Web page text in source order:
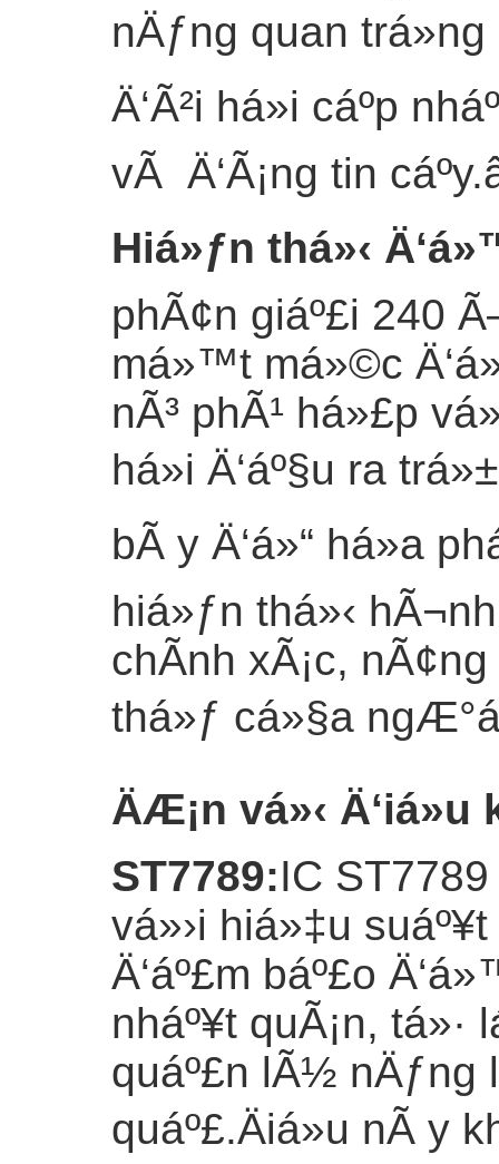
nÄƒng quan
Ä‘Ã²i há»i cáº­p
vÃ Ä‘Ã¡ng tin cáº­y.
Hiá»ƒn thá»‹
phÃ¢n giáº£i 240
má»™t má»©c
nÃ³ phÃ¹ há»£p
há»i Ä‘áº§u ra
bÃ y Ä‘á»“ há»a
hiá»ƒn thá»‹
chÃ­nh xÃ¡c,
thá»ƒ cá»§a
ÄÆ¡n vá»‹
ST7789:IC ST7789
vá»›i hiá»‡u suáº¥t
Ä‘áº£m báº£o
nháº¥t quÃ¡n,
quáº£n lÃ½
quáº£.Äiá»u nÃ y